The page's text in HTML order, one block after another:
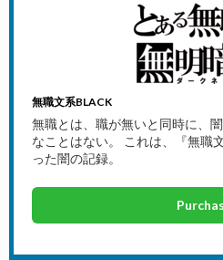
無職文系BLACK
無職とは、職が無いと同時に、
なことはない。 これは、『無職
った闇の記録。